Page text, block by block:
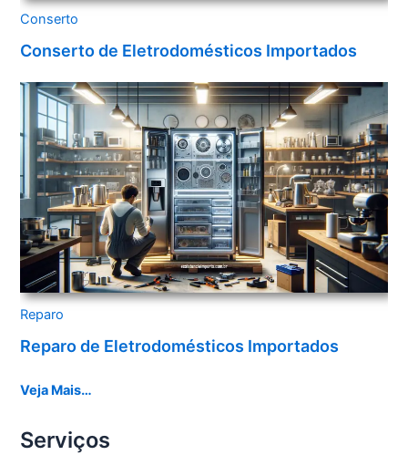
Conserto
Conserto de Eletrodomésticos Importados
Reparo
Reparo de Eletrodomésticos Importados
Veja Mais…
Serviços